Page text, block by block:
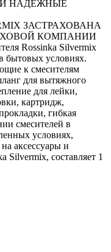
НАДЕЖНЫЕ
ЗАСТРАХОВАНА
КОМПАНИИ
Rossinka Silvermix
бытовых условиях.
к смесителям
для вытяжного
для лейки,
картридж,
гибкая
смесителей в
условиях,
аксессуары и
Silvermix, составляет 1